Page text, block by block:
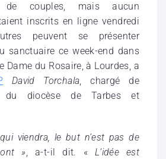
de couples, mais aucun
inscrits en ligne vendredi
peuvent se présenter
sanctuaire ce week-end dans
Dame du Rosaire, à Lourdes, a
David Torchala, chargé de
du diocèse de Tarbes et
viendra, le but n’est pas de
», a-t-il dit. « L’idée est